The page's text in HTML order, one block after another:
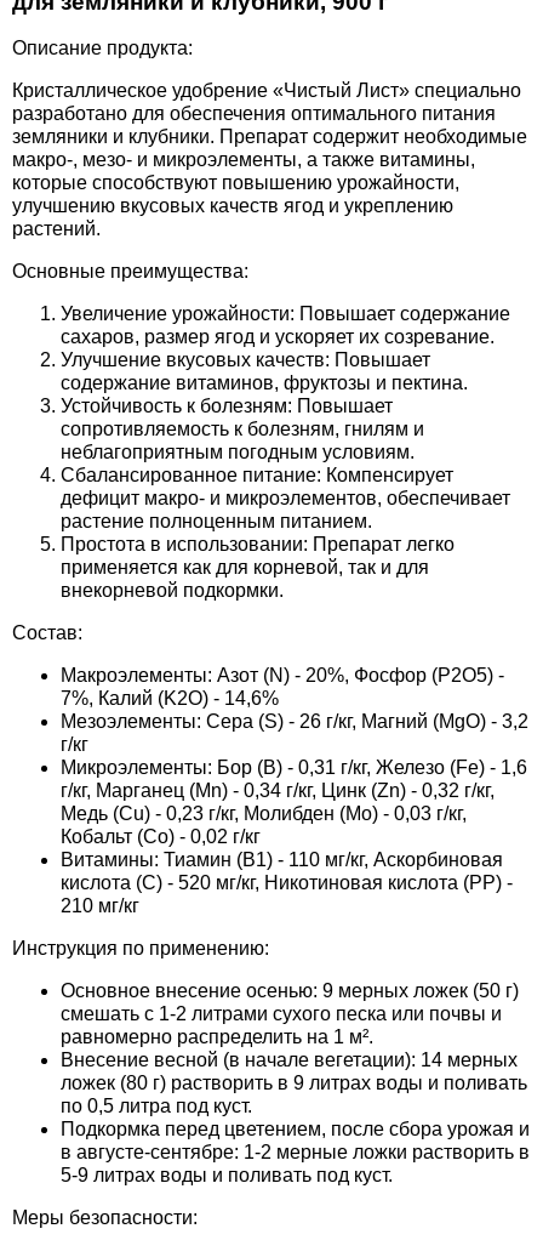
Описание продукта:
Кристаллическое удобрение «Чистый Лист» специально
разработано для обеспечения оптимального питания
земляники и клубники. Препарат содержит необходимые
макро-, мезо- и микроэлементы, а также витамины,
которые способствуют повышению урожайности,
улучшению вкусовых качеств ягод и укреплению
растений.
Основные преимущества:
Увеличение урожайности: Повышает содержание
сахаров, размер ягод и ускоряет их созревание.
Улучшение вкусовых качеств: Повышает
содержание витаминов, фруктозы и пектина.
Устойчивость к болезням: Повышает
сопротивляемость к болезням, гнилям и
неблагоприятным погодным условиям.
Сбалансированное питание: Компенсирует
дефицит макро- и микроэлементов, обеспечивает
растение полноценным питанием.
Простота в использовании: Препарат легко
применяется как для корневой, так и для
внекорневой подкормки.
Состав:
Макроэлементы: Азот (N) - 20%, Фосфор (P2O5) -
7%, Калий (K2O) - 14,6%
Мезоэлементы: Сера (S) - 26 г/кг, Магний (MgO) - 3,2
г/кг
Микроэлементы: Бор (B) - 0,31 г/кг, Железо (Fe) - 1,6
г/кг, Марганец (Mn) - 0,34 г/кг, Цинк (Zn) - 0,32 г/кг,
Медь (Cu) - 0,23 г/кг, Молибден (Mo) - 0,03 г/кг,
Кобальт (Co) - 0,02 г/кг
Витамины: Тиамин (B1) - 110 мг/кг, Аскорбиновая
кислота (C) - 520 мг/кг, Никотиновая кислота (PP) -
210 мг/кг
Инструкция по применению:
Основное внесение осенью: 9 мерных ложек (50 г)
смешать с 1-2 литрами сухого песка или почвы и
равномерно распределить на 1 м².
Внесение весной (в начале вегетации): 14 мерных
ложек (80 г) растворить в 9 литрах воды и поливать
по 0,5 литра под куст.
Подкормка перед цветением, после сбора урожая и
в августе-сентябре: 1-2 мерные ложки растворить в
5-9 литрах воды и поливать под куст.
Меры безопасности:
Семена сидератов
Семена томатов
Семена газонной травы
Семена тыквы, патиссона
Семена укропа
Семена фасоли
Семена цветов
Семена шпината
Семена щавеля
Элитные семена в банках
Средства защиты от мух
Средства защиты от капустницы
Средства защиты от кротов
Препараты для септиков, выгребных ям и
дачных туалетов, биодеструкторы
Хозяйственные товары
Средства защиты растений
Лидеры продаж
Купить семена - хиты продаж